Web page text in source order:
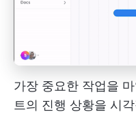
가장 중요한 작업을
트의 진행 상황을 시